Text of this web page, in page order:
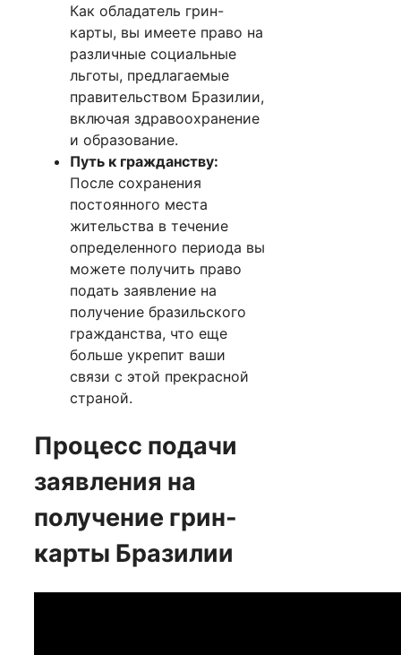
Как обладатель грин-
карты, вы имеете право на
различные социальные
льготы, предлагаемые
правительством Бразилии,
включая здравоохранение
и образование.
Путь к гражданству:
После сохранения
постоянного места
жительства в течение
определенного периода вы
можете получить право
подать заявление на
получение бразильского
гражданства, что еще
больше укрепит ваши
связи с этой прекрасной
страной.
Процесс подачи
заявления на
получение грин-
карты Бразилии